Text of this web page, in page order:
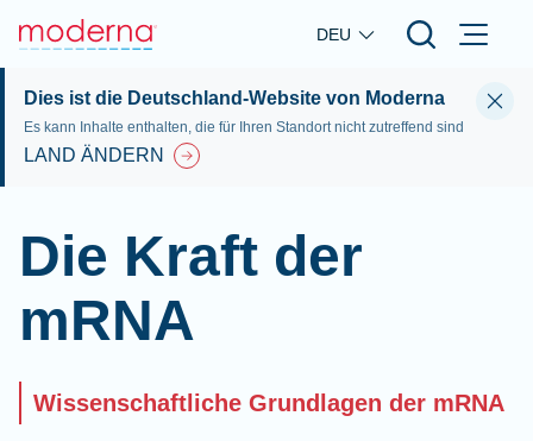
Skip to main content
DEU
Dies ist die Deutschland-Website von Moderna
Es kann Inhalte enthalten, die für Ihren Standort nicht zutreffend sind
LAND ÄNDERN
Die Kraft der
mRNA
Wissenschaftliche Grundlagen der mRNA